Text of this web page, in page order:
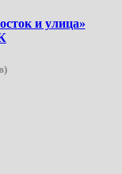
и улица»